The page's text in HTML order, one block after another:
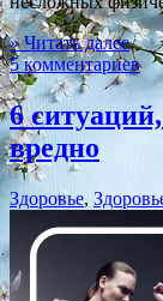
» Читать далее
5 комментариев
6
вредно
Здоровье,